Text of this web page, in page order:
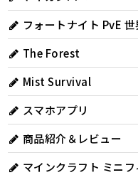
フォートナイト PvE
The Forest
Mist Survival
スマホアプリ
商品紹介＆レビュー
マインクラフト ミニ